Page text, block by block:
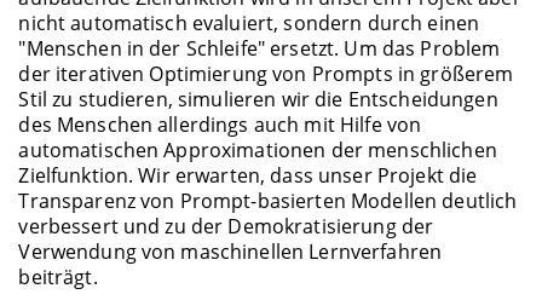
nicht automatisch evaluiert, sondern durch einen
"Menschen in der Schleife" ersetzt. Um das Problem
der iterativen Optimierung von Prompts in größerem
Stil zu studieren, simulieren wir die Entscheidungen
des Menschen allerdings auch mit Hilfe von
automatischen Approximationen der menschlichen
Zielfunktion. Wir erwarten, dass unser Projekt die
Transparenz von Prompt-basierten Modellen deutlich
verbessert und zu der Demokratisierung der
Verwendung von maschinellen Lernverfahren
beiträgt.